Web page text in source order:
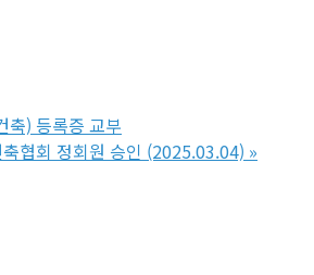
축) 등록증 교부
협회 정회원 승인 (2025.03.04) »